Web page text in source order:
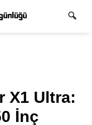
X1 Ultra:
İnç